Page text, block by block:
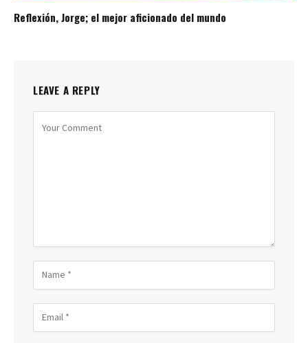
Reflexión, Jorge; el mejor aficionado del mundo
LEAVE A REPLY